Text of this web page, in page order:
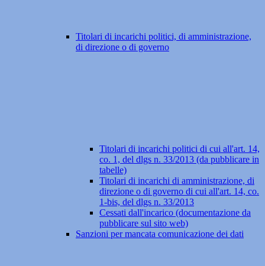
Titolari di incarichi politici, di amministrazione,
di direzione o di governo
Titolari di incarichi politici di cui all'art. 14,
co. 1, del dlgs n. 33/2013 (da pubblicare in
tabelle)
Titolari di incarichi di amministrazione, di
direzione o di governo di cui all'art. 14, co.
1-bis, del dlgs n. 33/2013
Cessati dall'incarico (documentazione da
pubblicare sul sito web)
Sanzioni per mancata comunicazione dei dati